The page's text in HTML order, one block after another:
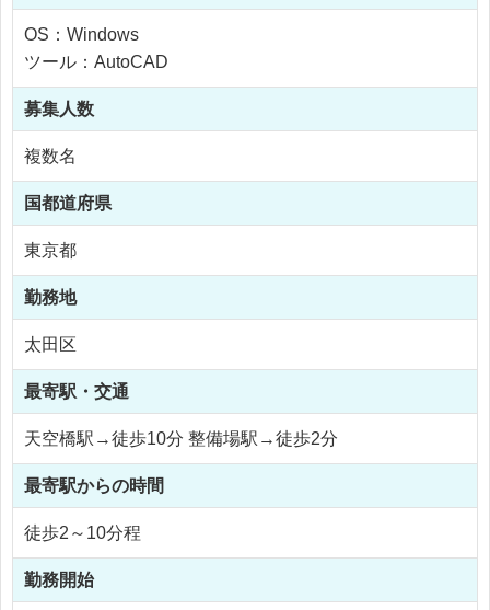
OS：Windows
ツール：AutoCAD
募集人数
複数名
国都道府県
東京都
勤務地
太田区
最寄駅・交通
天空橋駅→徒歩10分 整備場駅→徒歩2分
最寄駅からの時間
徒歩2～10分程
勤務開始